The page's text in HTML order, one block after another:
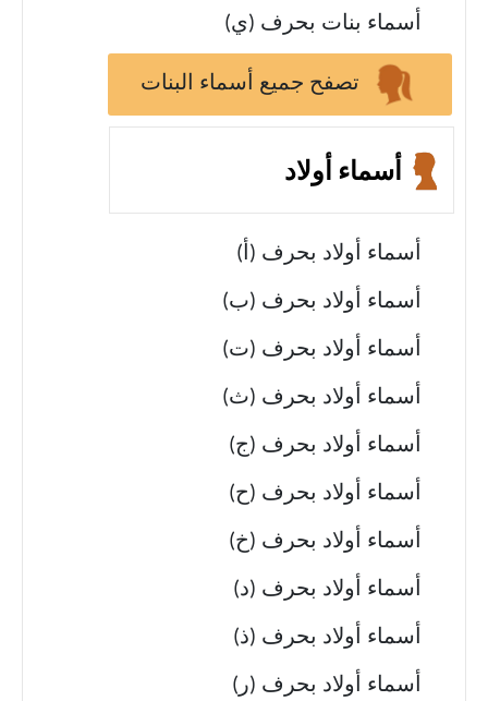
أسماء بنات بحرف (ي)
تصفح جميع أسماء البنات
أسماء أولاد
أسماء أولاد بحرف (أ)
أسماء أولاد بحرف (ب)
أسماء أولاد بحرف (ت)
أسماء أولاد بحرف (ث)
أسماء أولاد بحرف (ج)
أسماء أولاد بحرف (ح)
أسماء أولاد بحرف (خ)
أسماء أولاد بحرف (د)
أسماء أولاد بحرف (ذ)
أسماء أولاد بحرف (ر)